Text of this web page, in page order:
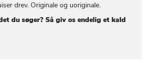
drev. Originale og uoriginale.
du søger? Så giv os endelig et kald